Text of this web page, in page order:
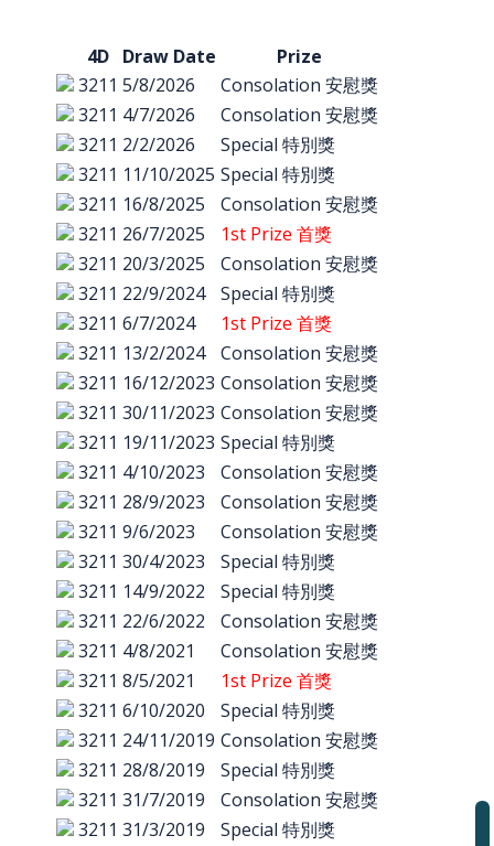
4D Draw Date
Prize
3211 5/8/2026
Consolation 安慰獎
3211 4/7/2026
Consolation 安慰獎
3211 2/2/2026
Special 特別獎
3211 11/10/2025 Special 特別獎
3211 16/8/2025
Consolation 安慰獎
3211 26/7/2025
1st Prize 首獎
3211 20/3/2025
Consolation 安慰獎
3211 22/9/2024
Special 特別獎
3211 6/7/2024
1st Prize 首獎
3211 13/2/2024
Consolation 安慰獎
3211 16/12/2023 Consolation 安慰獎
3211 30/11/2023 Consolation 安慰獎
3211 19/11/2023 Special 特別獎
3211 4/10/2023
Consolation 安慰獎
3211 28/9/2023
Consolation 安慰獎
3211 9/6/2023
Consolation 安慰獎
3211 30/4/2023
Special 特別獎
3211 14/9/2022
Special 特別獎
3211 22/6/2022
Consolation 安慰獎
3211 4/8/2021
Consolation 安慰獎
3211 8/5/2021
1st Prize 首獎
3211 6/10/2020
Special 特別獎
3211 24/11/2019 Consolation 安慰獎
3211 28/8/2019
Special 特別獎
3211 31/7/2019
Consolation 安慰獎
3211 31/3/2019
Special 特別獎